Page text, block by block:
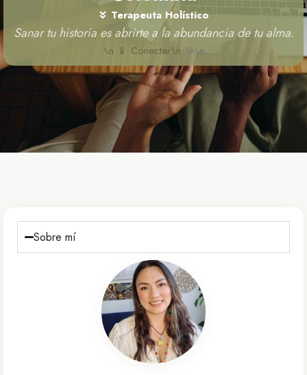
Terapeuta Holístico
Sanar tu historia es abrirte a la abundancia de tu alma.
\n 📱 Conectar\n \n\n
Sobre mí